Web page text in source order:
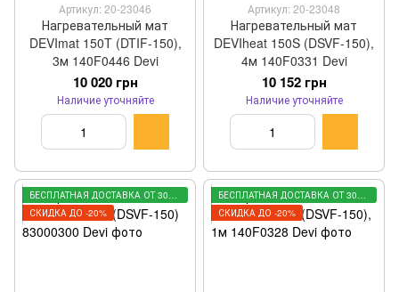
Артикул: 20-23046
Нагревательный мат
DEVImat 150T (DTIF-150),
3м 140F0446 Devi
10 020 грн
Наличие уточняйте
Артикул: 20-23048
Нагревательный мат
DEVIheat 150S (DSVF-150),
4м 140F0331 Devi
10 152 грн
Наличие уточняйте
БЕСПЛАТНАЯ ДОСТАВКА ОТ 3000 ГРН
СКИДКА ДО -20%
БЕСПЛАТНАЯ ДОСТАВКА ОТ 3000 ГРН
СКИДКА ДО -20%